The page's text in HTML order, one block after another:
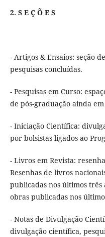
2. S E Ç Õ E S
- Artigos & Ensaios: seção
pesquisas concluídas.
- Pesquisas em Curso:
de pós-graduação ainda
- Iniciação Científica:
por bolsistas ligados ao
- Livros em Revista:
Resenhas de livros
publicadas nos últimos três
obras publicadas nos
- Notas de Divulgação
divulgação científica,